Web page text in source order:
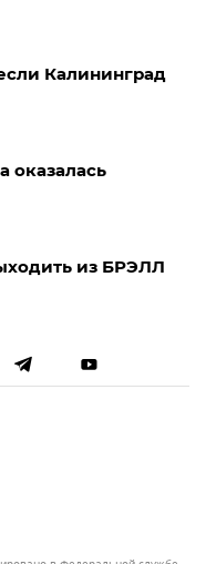
Калининград
оказалась
из БРЭЛЛ